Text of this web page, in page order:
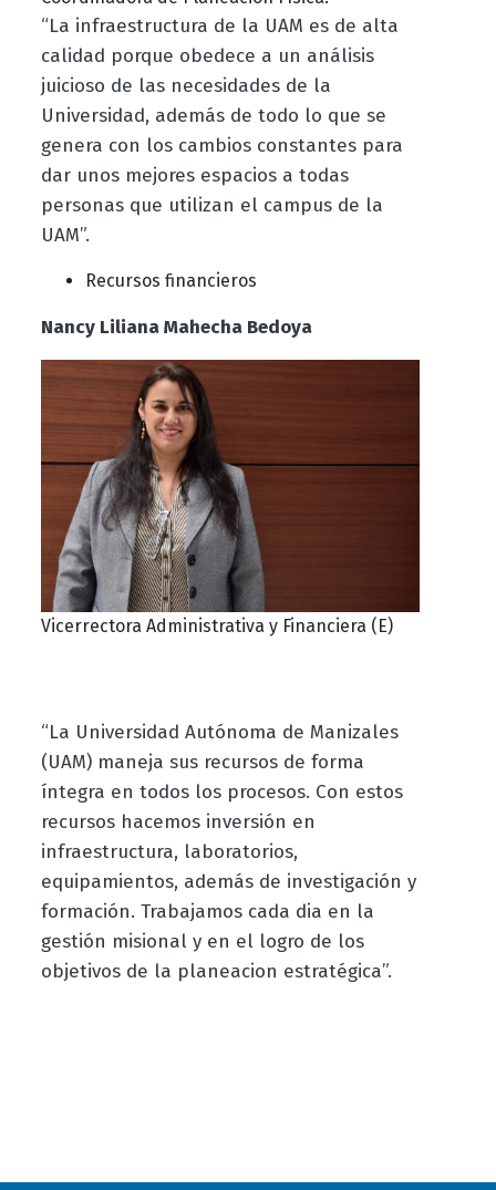
“La infraestructura de la UAM es de alta
calidad porque obedece a un análisis
juicioso de las necesidades de la
Universidad, además de todo lo que se
genera con los cambios constantes para
dar unos mejores espacios a todas
personas que utilizan el campus de la
UAM”.
Recursos financieros
Nancy Liliana Mahecha Bedoya
Vicerrectora Administrativa y Financiera (E)
“La Universidad Autónoma de Manizales
(UAM) maneja sus recursos de forma
íntegra en todos los procesos. Con estos
recursos hacemos inversión en
infraestructura, laboratorios,
equipamientos, además de investigación y
formación. Trabajamos cada dia en la
gestión misional y en el logro de los
objetivos de la planeacion estratégica”.